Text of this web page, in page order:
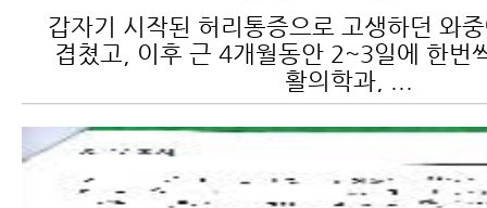
갑자기 시작된 허리통증으로 고생하던 와
겹쳤고, 이후 근 4개월동안 2~3일에 한번
활의학과, ...